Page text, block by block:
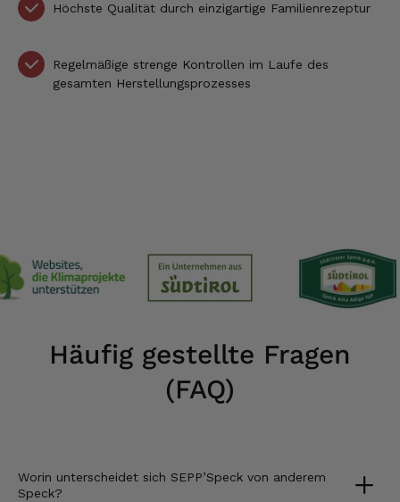
Höchste Qualität durch einzigartige Familienrezeptur
Regelmäßige strenge Kontrollen im Laufe des
gesamten Herstellungsprozesses
Häufig gestellte Fragen
(FAQ)
Worin unterscheidet sich SEPP’Speck von anderem
Speck?